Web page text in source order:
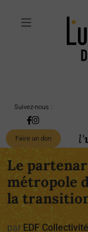
Suivez-nous :
Faire un don
l'
Le
métropole
la
par EDF